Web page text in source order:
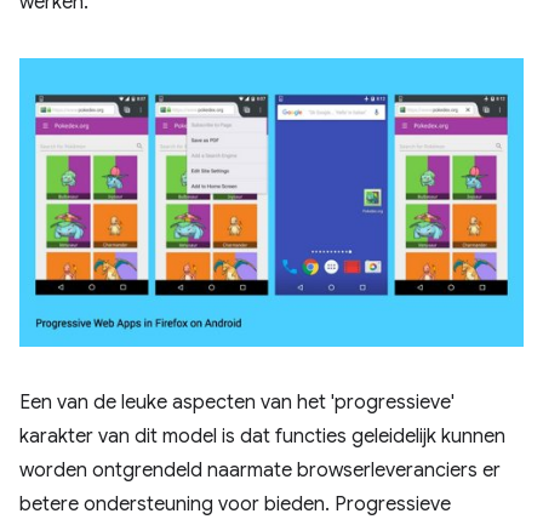
Een van de leuke aspecten van het 'progressieve'
karakter van dit model is dat functies geleidelijk kunnen
worden ontgrendeld naarmate browserleveranciers er
betere ondersteuning voor bieden. Progressieve